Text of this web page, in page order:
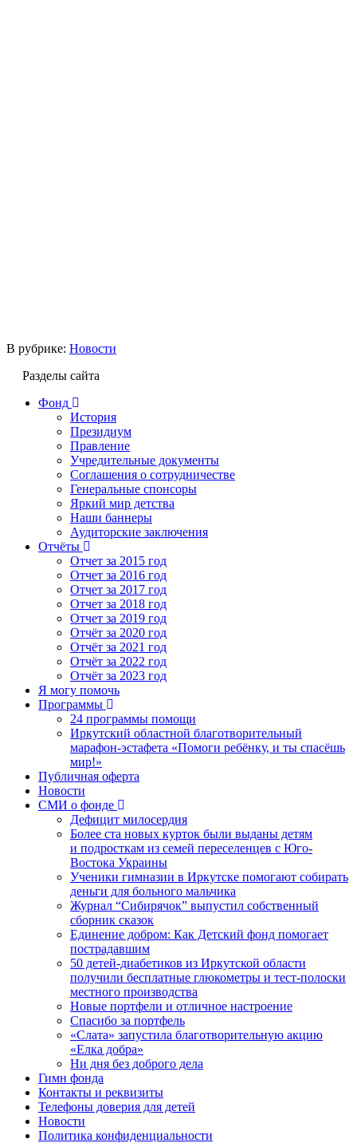
В рубрике: Новости
Разделы сайта
Фонд
История
Президиум
Правление
Учредительные документы
Соглашения о сотрудничестве
Генеральные спонсоры
Яркий мир детства
Наши баннеры
Аудиторские заключения
Отчёты
Отчет за 2015 год
Отчет за 2016 год
Отчет за 2017 год
Отчет за 2018 год
Отчет за 2019 год
Отчёт за 2020 год
Отчёт за 2021 год
Отчёт за 2022 год
Отчёт за 2023 год
Я могу помочь
Программы
24 программы помощи
Иркутский областной благотворительный
марафон-эстафета «Помоги ребёнку, и ты спасёшь
мир!»
Публичная оферта
Новости
СМИ о фонде
Дефицит милосердия
Более ста новых курток были выданы детям
и подросткам из семей переселенцев с Юго-
Востока Украины
Ученики гимназии в Иркутске помогают собирать
деньги для больного мальчика
Журнал “Сибирячок” выпустил собственный
сборник сказок
Единение добром: Как Детский фонд помогает
пострадавшим
50 детей-диабетиков из Иркутской области
получили бесплатные глюкометры и тест-полоски
местного производства
Новые портфели и отличное настроение
Спасибо за портфель
«Слата» запустила благотворительную акцию
«Елка добра»
Ни дня без доброго дела
Гимн фонда
Контакты и реквизиты
Телефоны доверия для детей
Новости
Политика конфиденциальности